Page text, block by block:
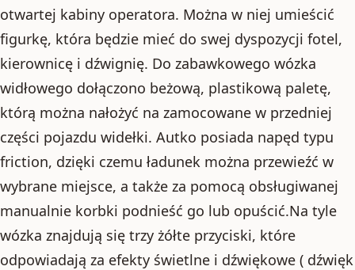
otwartej kabiny operatora. Można w niej umieścić
figurkę, która będzie mieć do swej dyspozycji fotel,
kierownicę i dźwignię. Do zabawkowego wózka
widłowego dołączono beżową, plastikową paletę,
którą można nałożyć na zamocowane w przedniej
części pojazdu widełki. Autko posiada napęd typu
friction, dzięki czemu ładunek można przewieźć w
wybrane miejsce, a także za pomocą obsługiwanej
manualnie korbki podnieść go lub opuścić.Na tyle
wózka znajdują się trzy żółte przyciski, które
odpowiadają za efekty świetlne i dźwiękowe ( dźwięk